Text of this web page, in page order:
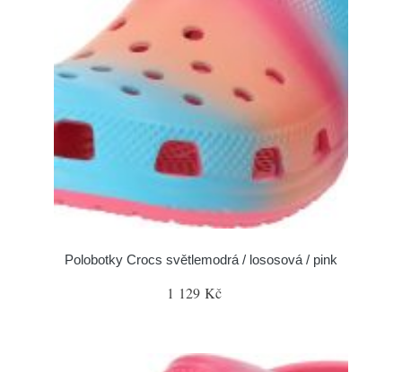
Polobotky Crocs světlemodrá / lososová / pink
1 129 Kč